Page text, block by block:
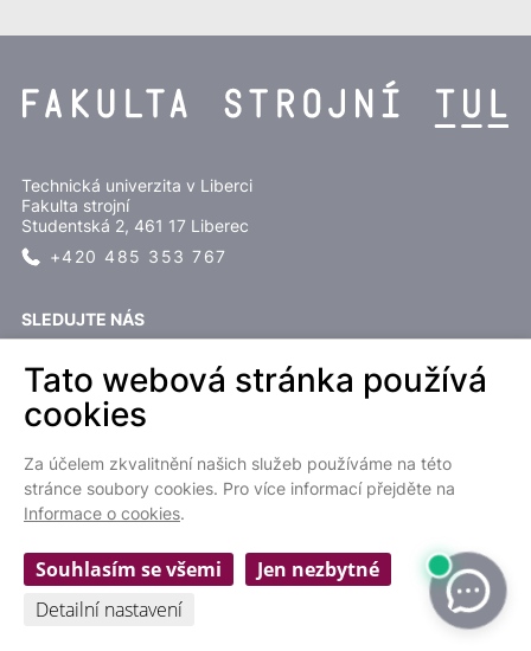
Technická univerzita v Liberci
Fakulta strojní
Studentská 2, 461 17 Liberec
+420 485 353 767
SLEDUJTE NÁS
EN
Cookies settings
Ochrana osobních údajů|Prohlášení o přístupnosti webu
| © 2022
Fakulta strojní TUL
Tato webová stránka používá
cookies
Za účelem zkvalitnění našich služeb používáme na této
stránce soubory cookies. Pro více informací přejděte na
Informace o cookies.
Souhlasím se všemi
Jen nezbytné
Detailní nastavení